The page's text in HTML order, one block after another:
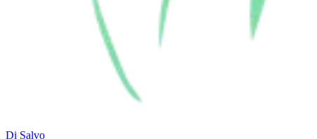
Di Salvo